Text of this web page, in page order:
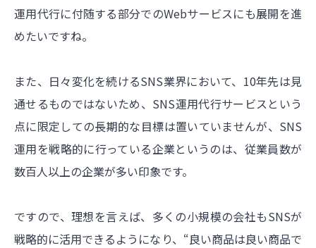
運用代行に付随する部分でのWebサービスにも展開を進
めたいですね。
また、日々変化を続けるSNS業界において、10年先は見
通せるものではないため、SNS運用代行サービスという
点に限定しての長期的な目標は置いていませんが、SNS
運用を戦略的に行っている企業というのは、従業員数が
数百人以上の企業が多い印象です。
ですので、理想を言えば、多くの小規模の会社もSNSが
戦略的に活用できるようになり、“良い商品は良い商品で